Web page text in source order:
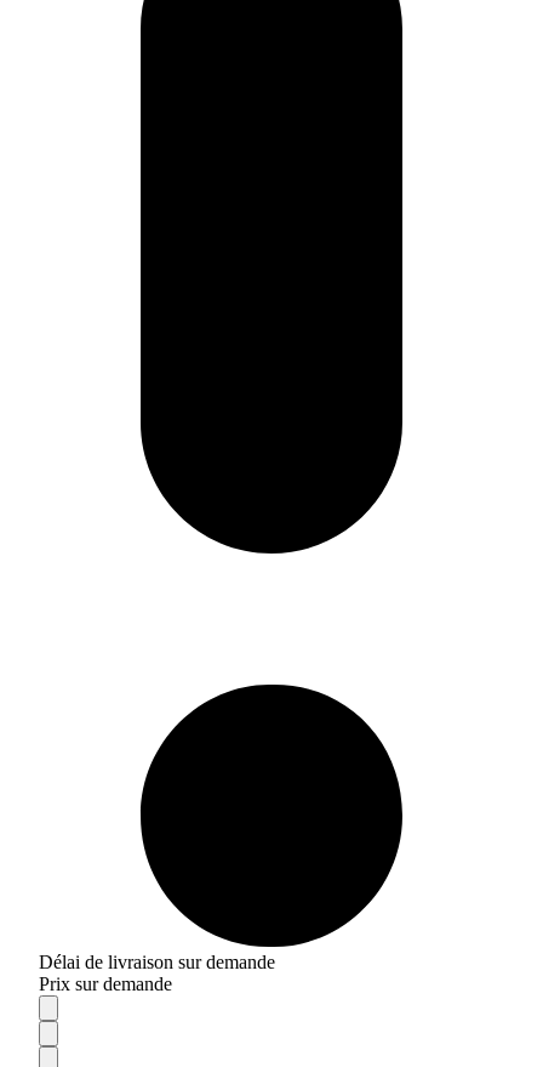
Délai de livraison sur demande
Prix sur demande